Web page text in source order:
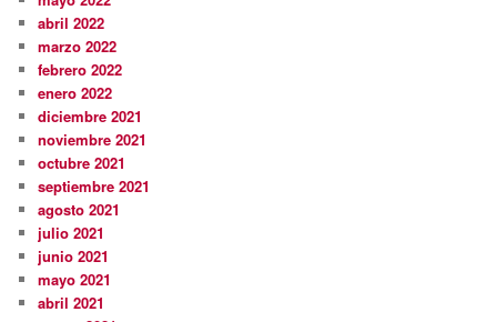
abril 2022
marzo 2022
febrero 2022
enero 2022
diciembre 2021
noviembre 2021
octubre 2021
septiembre 2021
agosto 2021
julio 2021
junio 2021
mayo 2021
abril 2021